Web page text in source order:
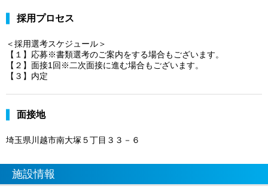
採用プロセス
＜採用選考スケジュール＞
【１】応募※書類選考のご案内をする場合もございます。
【２】面接1回※二次面接に進む場合もございます。
【３】内定
面接地
埼玉県川越市南大塚５丁目３３－６
施設情報